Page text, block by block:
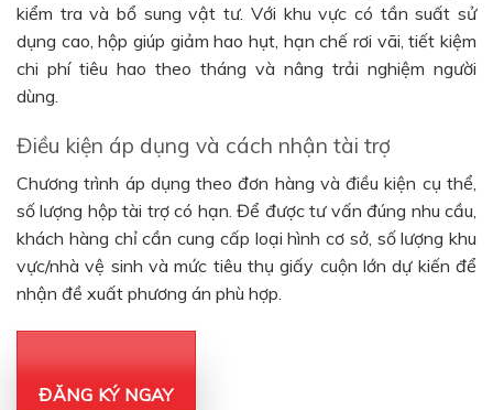
kiểm tra và bổ sung vật tư. Với khu vực có tần suất sử
dụng cao, hộp giúp giảm hao hụt, hạn chế rơi vãi, tiết kiệm
chi phí tiêu hao theo tháng và nâng trải nghiệm người
dùng.
Điều kiện áp dụng và cách nhận tài trợ
Chương trình áp dụng theo đơn hàng và điều kiện cụ thể,
số lượng hộp tài trợ có hạn. Để được tư vấn đúng nhu cầu,
khách hàng chỉ cần cung cấp loại hình cơ sở, số lượng khu
vực/nhà vệ sinh và mức tiêu thụ giấy cuộn lớn dự kiến để
nhận đề xuất phương án phù hợp.
ĐĂNG KÝ NGAY